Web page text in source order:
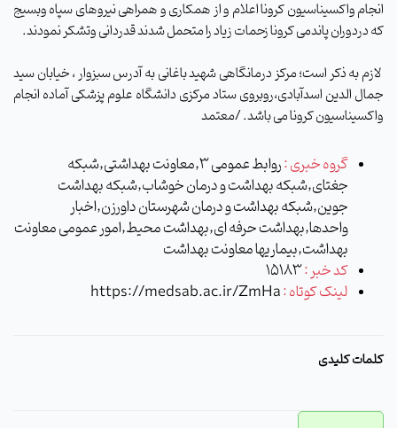
انجام واکسیناسیون کرونا اعلام و از همکاری و همراهی نیروهای سپاه وبسیج
که دردوران پاندمی کرونا زحمات زیاد را متحمل شدند قدردانی وتشکر نمودند.
لازم به ذکر است؛ مرکز درمانگاهی شهید باغانی به آدرس سبزوار ، خیابان سید
جمال الدین اسدآبادی،روبروی ستاد مرکزی دانشگاه علوم پزشکی آماده انجام
واکسیناسیون کرونا می باشد. /معتمد
گروه خبری :
روابط عمومی 3,معاونت بهداشتی,شبکه
جغتای,شبکه بهداشت و درمان خوشاب,شبکه بهداشت
جوین,شبکه بهداشت و درمان شهرستان داورزن,اخبار
واحدها,بهداشت حرفه ای,بهداشت محیط,امور عمومی معاونت
بهداشت,بیماریها معاونت بهداشت
کد خبر :15183
لینک کوتاه :https://medsab.ac.ir/ZmHa
کلمات کلیدی